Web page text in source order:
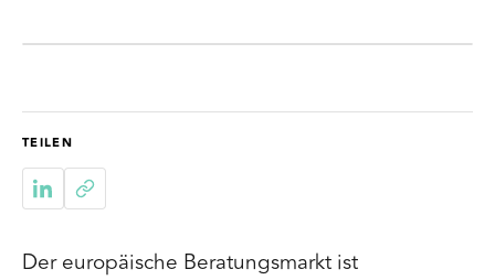
TEILEN
Der europäische Beratungsmarkt ist